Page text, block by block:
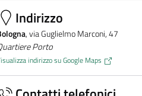
Indirizzo
, via Guglielmo Marconi, 47
Porto
indirizzo su Google Maps